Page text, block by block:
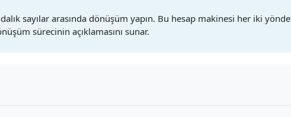
sayılar arasında dönüşüm yapın. Bu hesap makinesi her iki yönde
sürecinin açıklamasını sunar.